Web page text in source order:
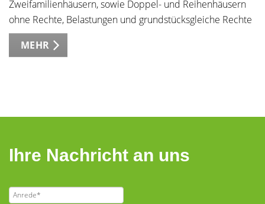
Zweifamilienhäusern, sowie Doppel- und Reihenhäusern
ohne Rechte, Belastungen und grundstücksgleiche Rechte
MEHR
Ihre Nachricht an uns